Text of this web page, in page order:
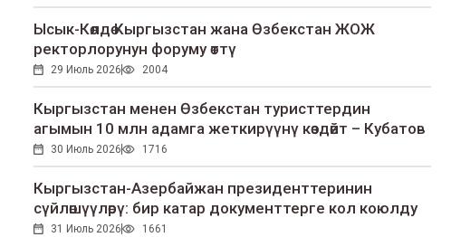
Ысык-Көлдө Кыргызстан жана Өзбекстан ЖОЖ
ректорлорунун форуму өттү
29 Июль 2026 2004
Кыргызстан менен Өзбекстан туристтердин
агымын 10 млн адамга жеткирүүнү көздөйт – Кубатов
30 Июль 2026 1716
Кыргызстан-Азербайжан президенттеринин
сүйлөшүүлөрү: бир катар документтерге кол коюлду
31 Июль 2026 1661